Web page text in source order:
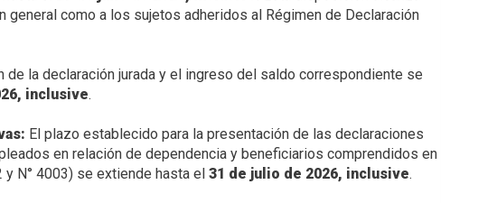
como a los sujetos adheridos al Régimen de Declaración
de la declaración jurada y el ingreso del saldo correspondiente se
inclusive.
El plazo establecido para la presentación de las declaraciones
en relación de dependencia y beneficiarios comprendidos en
N° 4003) se extiende hasta el 31 de julio de 2026, inclusive.